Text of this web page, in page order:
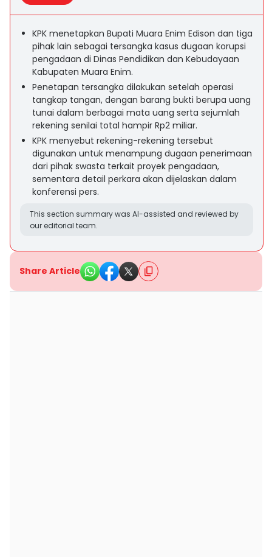
KPK menetapkan Bupati Muara Enim Edison dan tiga
pihak lain sebagai tersangka kasus dugaan korupsi
pengadaan di Dinas Pendidikan dan Kebudayaan
Kabupaten Muara Enim.
Penetapan tersangka dilakukan setelah operasi
tangkap tangan, dengan barang bukti berupa uang
tunai dalam berbagai mata uang serta sejumlah
rekening senilai total hampir Rp2 miliar.
KPK menyebut rekening-rekening tersebut
digunakan untuk menampung dugaan penerimaan
dari pihak swasta terkait proyek pengadaan,
sementara detail perkara akan dijelaskan dalam
konferensi pers.
This section summary was AI-assisted and reviewed by
our editorial team.
Share Article